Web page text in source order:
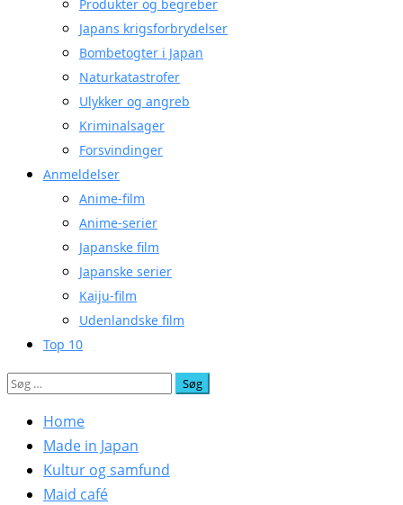
Produkter og begreber
Japans krigsforbrydelser
Bombetogter i Japan
Naturkatastrofer
Ulykker og angreb
Kriminalsager
Forsvindinger
Anmeldelser
Anime-film
Anime-serier
Japanske film
Japanske serier
Kaiju-film
Udenlandske film
Top 10
Søg
Home
Made in Japan
Kultur og samfund
Maid café